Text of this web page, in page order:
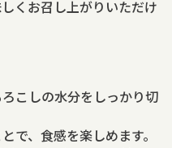
くお召し上がりいただけ
こしの水分をしっかり切
で、食感を楽しめます。